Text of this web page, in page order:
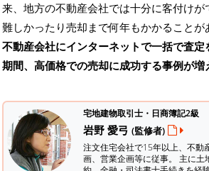
来、地方の不動産会社では十分に客付け
難しかったり売却まで何年もかかることが
不動産会社にインターネットで一括で査
期間、高価格での売却に成功する事例が増
宅地建物取引士・日商簿記2級
岩野 愛弓 (監修者)
注文住宅会社で15年以上、不動
画、営業企画等に従事。 主に土